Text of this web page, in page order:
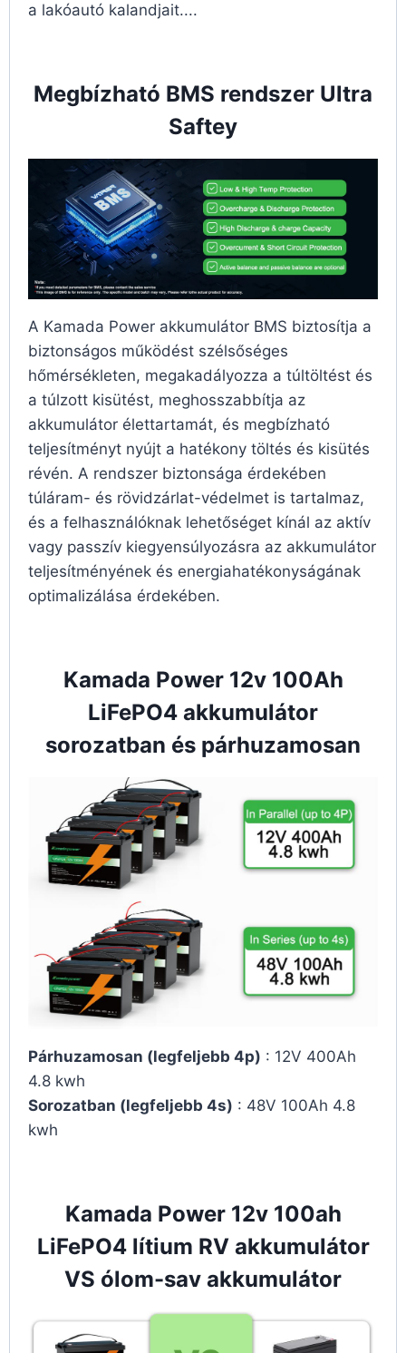
a lakóautó kalandjait....
Megbízható BMS rendszer Ultra
Saftey
A Kamada Power akkumulátor BMS biztosítja a
biztonságos működést szélsőséges
hőmérsékleten, megakadályozza a túltöltést és
a túlzott kisütést, meghosszabbítja az
akkumulátor élettartamát, és megbízható
teljesítményt nyújt a hatékony töltés és kisütés
révén. A rendszer biztonsága érdekében
túláram- és rövidzárlat-védelmet is tartalmaz,
és a felhasználóknak lehetőséget kínál az aktív
vagy passzív kiegyensúlyozásra az akkumulátor
teljesítményének és energiahatékonyságának
optimalizálása érdekében.
Kamada Power 12v 100Ah
LiFePO4 akkumulátor
sorozatban és párhuzamosan
Párhuzamosan (legfeljebb 4p) : 12V 400Ah
4.8 kwh
Sorozatban (legfeljebb 4s) : 48V 100Ah 4.8
kwh
Kamada Power 12v 100ah
LiFePO4 lítium RV akkumulátor
VS ólom-sav akkumulátor